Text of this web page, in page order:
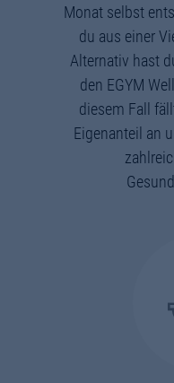
Monat selbst
du aus einer
Alternativ hast
den EGYM
diesem Fall
Eigenanteil an